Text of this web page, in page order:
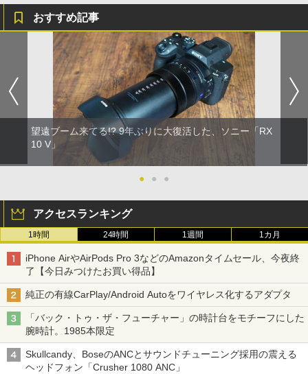
おすすめ記事
望遠ブーム来てる!? 9年ぶりに大復活した、ソニー「RX
10 V」
● ● ●
アクセスランキング
1時間 24時間 1週間 1カ月
iPhone AirやAirPods Pro 3などのAmazonタイムセール、今夜終
了【今日みつけたお買い得品】
純正の有線CarPlay/Android Autoをワイヤレス化するアダプタ
「バック・トゥ・ザ・フューチャー」の時計台をモチーフにした
腕時計。1985本限定
Skullcandy、BoseのANCとサウンドチューニング採用の震える
ヘッドフォン「Crusher 1080 ANC」